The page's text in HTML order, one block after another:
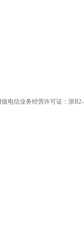
值电信业务经营许可证：浙